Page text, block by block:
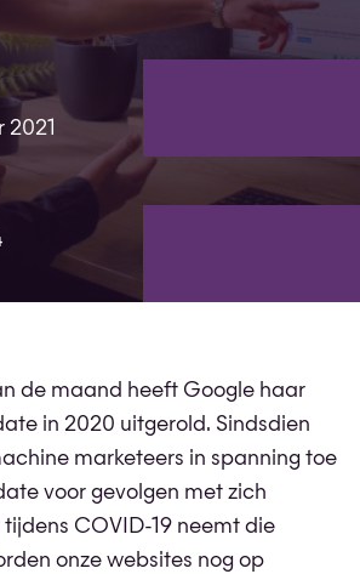
2021
de maand heeft Google haar
in 2020 uitgerold. Sindsdien
marketeers in spanning toe
voor gevolgen met zich
COVID-19 neemt die
onze websites nog op